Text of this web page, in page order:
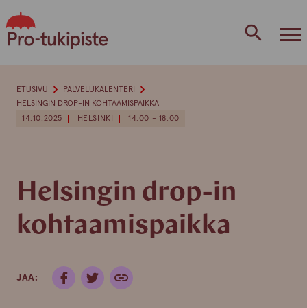
to
content
14.10.2025 HELSINKI 14:00 - 18:00
Helsingin drop-in
kohtaamispaikka
JAA:
ETUSIVU
PALVELUKALENTERI
HELSINGIN DROP-IN KOHTAAMISPAIKKA